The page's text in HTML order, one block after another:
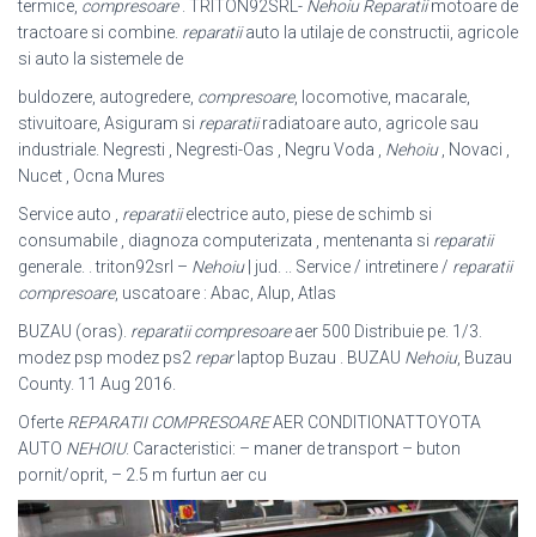
termice, compresoare. TRITON92SRL- Nehoiu Reparatiimotoare de
tractoare si combine. reparatiiauto la utilaje de constructii, agricole
si auto la sistemele de
buldozere, autogredere, compresoare, locomotive, macarale,
stivuitoare, Asiguram si reparatiiradiatoare auto, agricole sau
industriale. Negresti , Negresti-Oas , Negru Voda , Nehoiu, Novaci ,
Nucet , Ocna Mures
Service auto , reparatiielectrice auto, piese de schimb si
consumabile , diagnoza computerizata , mentenanta si reparatii
generale. . triton92srl – Nehoiu| jud. .. Service / intretinere / reparatii
compresoare, uscatoare : Abac, Alup, Atlas
BUZAU (oras). reparatii compresoareaer 500 Distribuie pe. 1/3.
modez psp modez ps2 reparlaptop Buzau . BUZAU Nehoiu, Buzau
County. 11 Aug 2016.
Oferte REPARATII COMPRESOAREAER CONDITIONATTOYOTA
AUTO NEHOIU. Caracteristici: – maner de transport – buton
pornit/oprit, – 2.5 m furtun aer cu